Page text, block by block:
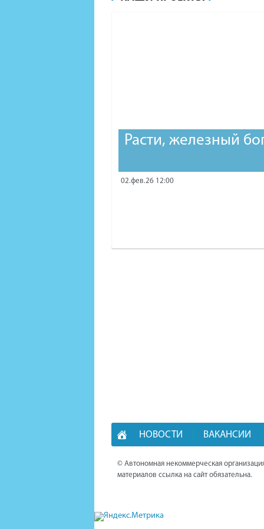
Расти, железный
02.фев.26 12:00
НОВОСТИ ВАКАНСИИ
© Автономная некоммерческая
материалов ссылка на сайт обязательна.